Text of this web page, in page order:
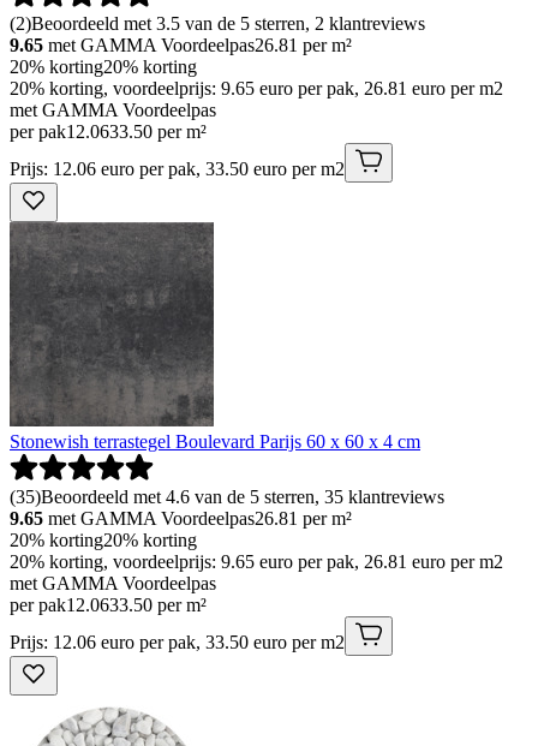
(2)Beoordeeld met 3.5 van de 5 sterren, 2 klantreviews
9.65 met GAMMA Voordeelpas26.81 per m²
20% korting20% korting
20% korting, voordeelprijs: 9.65 euro per pak, 26.81 euro per m2
met GAMMA Voordeelpas
per pak12.0633.50 per m²
Prijs: 12.06 euro per pak, 33.50 euro per m2
Stonewish terrastegel Boulevard Parijs 60 x 60 x 4 cm
(35)Beoordeeld met 4.6 van de 5 sterren, 35 klantreviews
9.65 met GAMMA Voordeelpas26.81 per m²
20% korting20% korting
20% korting, voordeelprijs: 9.65 euro per pak, 26.81 euro per m2
met GAMMA Voordeelpas
per pak12.0633.50 per m²
Prijs: 12.06 euro per pak, 33.50 euro per m2